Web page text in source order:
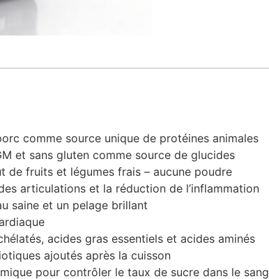
comme source unique de protéines animales
et sans gluten comme source de glucides
de fruits et légumes frais – aucune poudre
articulations et la réduction de l’inflammation
saine et un pelage brillant
acides gras essentiels et acides aminés
ajoutés après la cuisson
pour contrôler le taux de sucre dans le sang